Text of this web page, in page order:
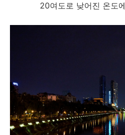
20여도로 낮어진 온도